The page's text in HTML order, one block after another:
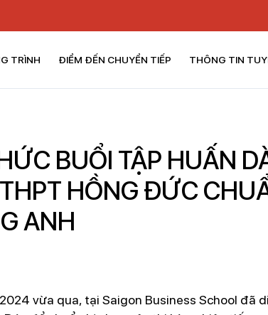
TRÌNH ĐIỂM ĐẾN CHUYỂN TIẾP THÔNG TIN
BUỔI TẬP HUẤN
HỒNG ĐỨC
ANH
vừa qua, tại Saigon Business School đã